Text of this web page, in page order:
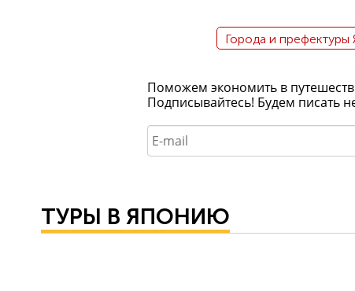
Города и префектуры
Поможем экономить в
Подписывайтесь! Будем писать
ТУРЫ В ЯПОНИЮ